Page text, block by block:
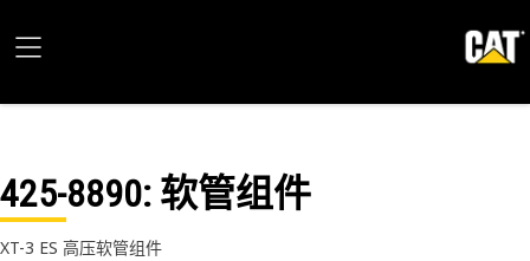
425-8890: 软管组件
XT-3 ES 高压软管组件